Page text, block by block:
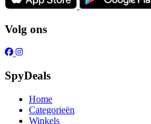
Volg ons
SpyDeals
Home
Categorieën
Winkels